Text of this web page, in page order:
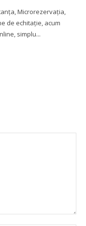
Microrezervația,
de echitație, acum
simplu...